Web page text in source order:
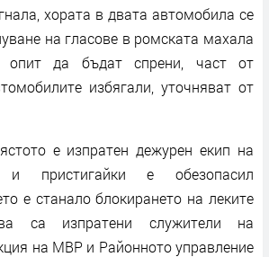
хората в двата автомобила се
на гласове в ромската махала
опит да бъдат спрени, част от
избягали, уточняват от
е изпратен дежурен екип на
и пристигайки е обезопасил
е станало блокирането на леките
са изпратени служители на
на МВР и Районното управление